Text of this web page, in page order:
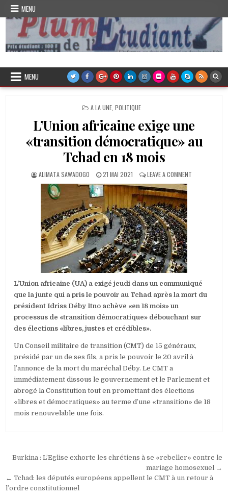
Skip
content
MENU
Plume de l'Etudiant
MENU
POSTED
A LA UNE, POLITIQUE
L’Union africaine exige une
«transition démocratique» au
Tchad en 18 mois
AUTHOR:
ALIMATA SAWADOGO
PUBLISHED
DATE:
21 MAI 2021 LEAVE A COMMENT
L’Union africaine (UA) a exigé jeudi dans un communiqué
que la junte qui a pris le pouvoir au Tchad après la mort du
président Idriss Déby Itno achève «en 18 mois» un
processus de «transition démocratique» débouchant sur
des élections «libres, justes et crédibles».
Un Conseil militaire de transition (CMT) de 15 généraux,
présidé par un de ses fils, a pris le pouvoir le 20 avril à
l’annonce de la mort du maréchal Déby. Le CMT a
immédiatement dissous le gouvernement et le Parlement et
abrogé la Constitution tout en promettant des élections
«libres et démocratiques» au terme d’une «transition» de 18
mois renouvelable une fois.
Navigation
de
l’article
Burkina : L’Eglise exhorte les chrétiens à se «rebeller» contre le
mariage homosexuel →
← Tchad: les députés européens appellent le CMT à un retour à
l’ordre constitutionnel